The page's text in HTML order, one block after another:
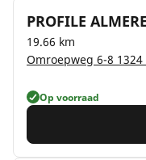
PROFILE
19.66 km
Omroepweg 6-8 1324
Op voorraad